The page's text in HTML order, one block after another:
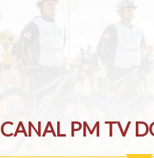
CANAL PM TV